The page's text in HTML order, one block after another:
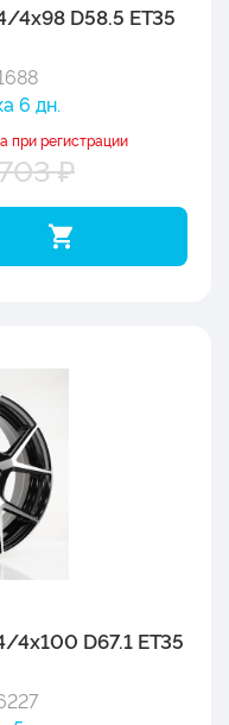
4x98 D58.5 ET35
6 дн.
при регистрации
₽
4x100 D67.1 ET35